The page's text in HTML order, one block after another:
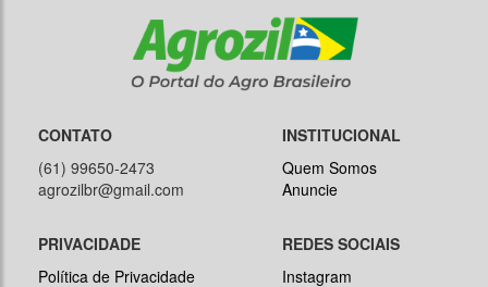
CONTATO
(61) 99650-2473
agrozilbr@gmail.com
INSTITUCIONAL
Quem Somos
Anuncie
PRIVACIDADE
Política de Privacidade
REDES SOCIAIS
Instagram